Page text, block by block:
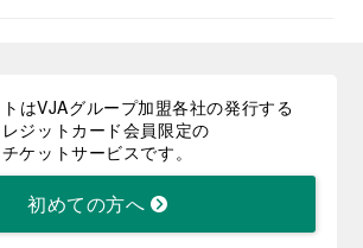
はVJAグループ加盟各社の発行する
ジットカード会員限定の
チケットサービスです。
初めての方へ